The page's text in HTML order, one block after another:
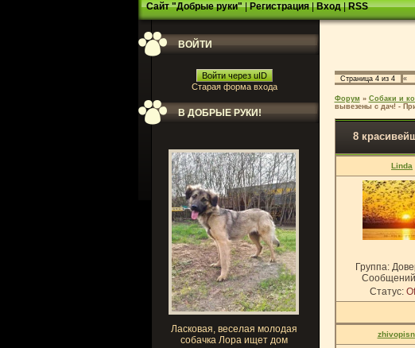
Сайт "Добрые руки"|Регистрация|Вход|RSS
ВОЙТИ
Войти через uID
Старая форма входа
В ДОБРЫЕ РУКИ!
Ласковая, веселая молодая
собачка Лора ищет дом
Страница 4из 4 «
Форум » Собаки и
вывезены с дач! -
8
Linda
Группа:
Статус: